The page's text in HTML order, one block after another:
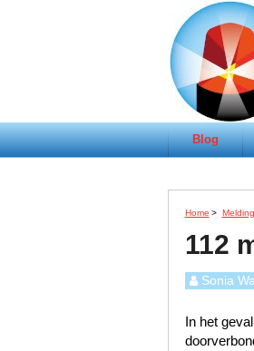
Blog
Home >
112
Sonia
In het